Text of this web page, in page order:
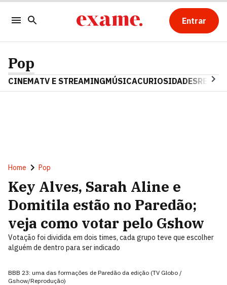
Entrar
Pop
CINEMATV E STREAMINGMÚSICACURIOSIDADES
Home Pop
Key Alves, Sarah Aline e
Domitila estão no Paredão;
veja como votar pelo Gshow
Votação foi dividida em dois times, cada grupo teve que escolher
alguém de dentro para ser indicado
BBB 23: uma das formações de Paredão da edição (TV Globo /
Gshow/Reprodução)